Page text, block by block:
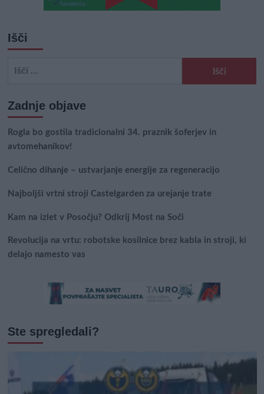
Išči
Zadnje objave
Rogla bo gostila tradicionalni 34. praznik šoferjev in
avtomehanikov!
Celično dihanje – ustvarjanje energije za regeneracijo
Najboljši vrtni stroji Castelgarden za urejanje trate
Kam na izlet v Posočju? Odkrij Most na Soči
Revolucija na vrtu: robotske kosilnice brez kabla in stroji, ki
delajo namesto vas
Ste spregledali?